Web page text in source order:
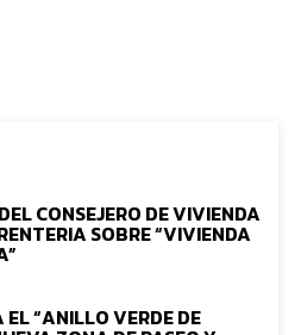
CONSEJERO DE VIVIENDA
SOBRE “VIVIENDA
EL “ANILLO VERDE DE